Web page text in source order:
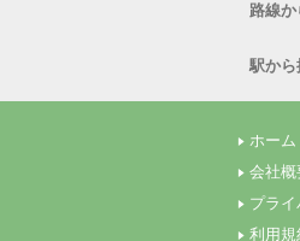
路線
駅から
ホーム
会社概
プラ
利用規